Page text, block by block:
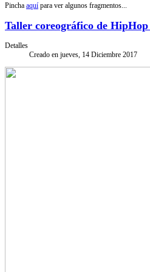
Pincha aquí para ver algunos fragmentos...
Taller coreográfico de
Detalles
Creado en jueves, 14 Diciembre 2017